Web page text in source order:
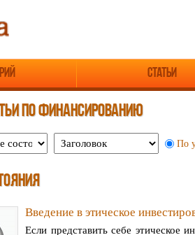
Статьи
ПО ФИНАНСИРОВАНИЮ
По
Введение в этическое
Если представить себе этическое